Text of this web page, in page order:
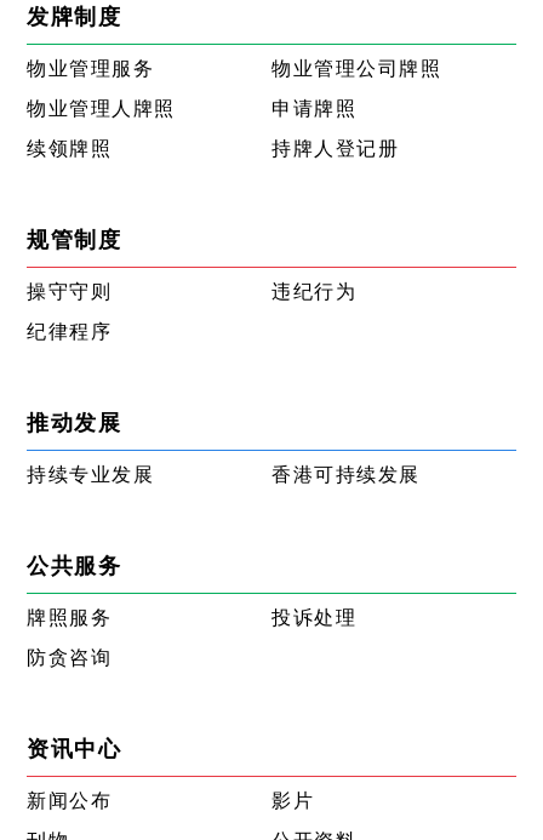
发牌制度
物业管理服务
物业管理公司牌照
物业管理人牌照
申请牌照
续领牌照
持牌人登记册
规管制度
操守守则
违纪行为
纪律程序
推动发展
持续专业发展 香港可持续发展
公共服务
牌照服务
投诉处理
防贪咨询
资讯中心
新闻公布
影片